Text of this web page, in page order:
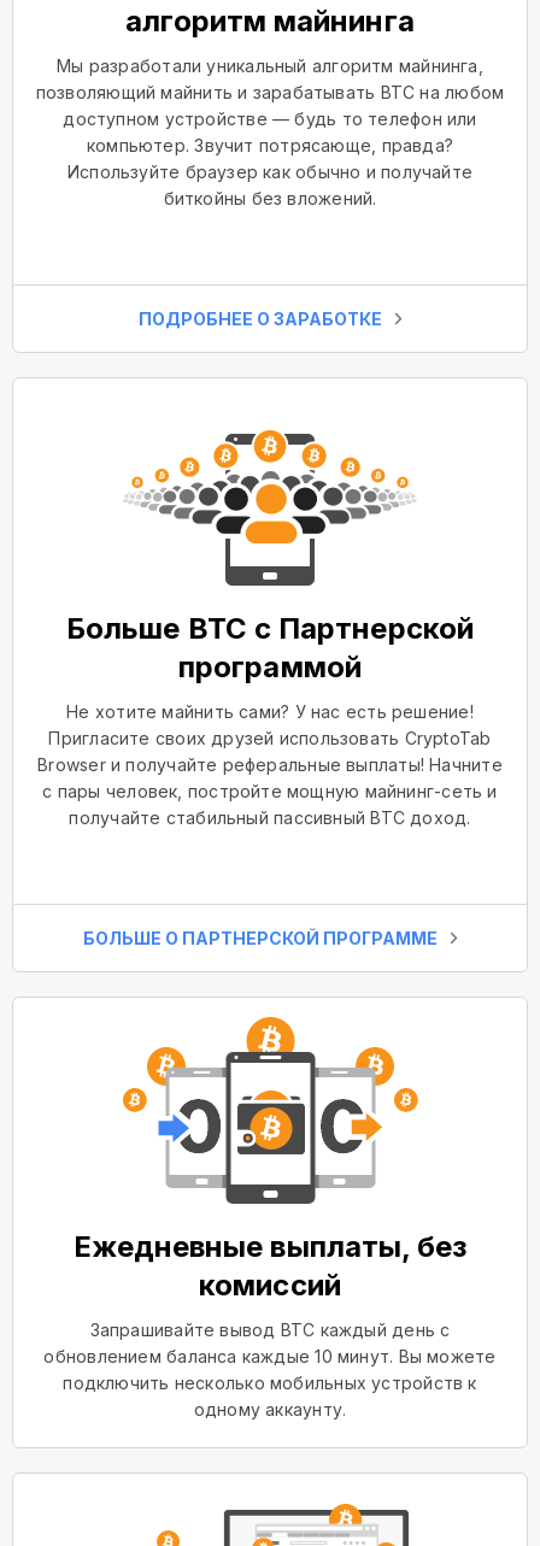
алгоритм майнинга
Мы разработали уникальный алгоритм майнинга,
позволяющий майнить и зарабатывать BTC на любом
доступном устройстве — будь то телефон или
компьютер. Звучит потрясающе, правда?
Используйте браузер как обычно и получайте
биткойны без вложений.
ПОДРОБНЕЕ О ЗАРАБОТКЕ
Больше BTC с Партнерской
программой
Не хотите майнить сами? У нас есть решение!
Пригласите своих друзей использовать CryptoTab
Browser и получайте реферальные выплаты! Начните
с пары человек, постройте мощную майнинг-сеть и
получайте стабильный пассивный BTC доход.
БОЛЬШЕ О ПАРТНЕРСКОЙ ПРОГРАММЕ
Ежедневные выплаты, без
комиссий
Запрашивайте вывод BTC каждый день с
обновлением баланса каждые 10 минут. Вы можете
подключить несколько мобильных устройств к
одному аккаунту.